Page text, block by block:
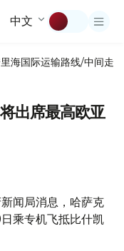
中文
海国际运输路线/中间走廊
出席最高欧亚
闻局消息，哈萨克
乘专机飞抵比什凯